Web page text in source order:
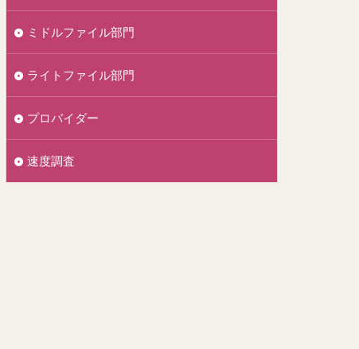
ミドルファイル部門
ライトファイル部門
プロバイダー
速度調査